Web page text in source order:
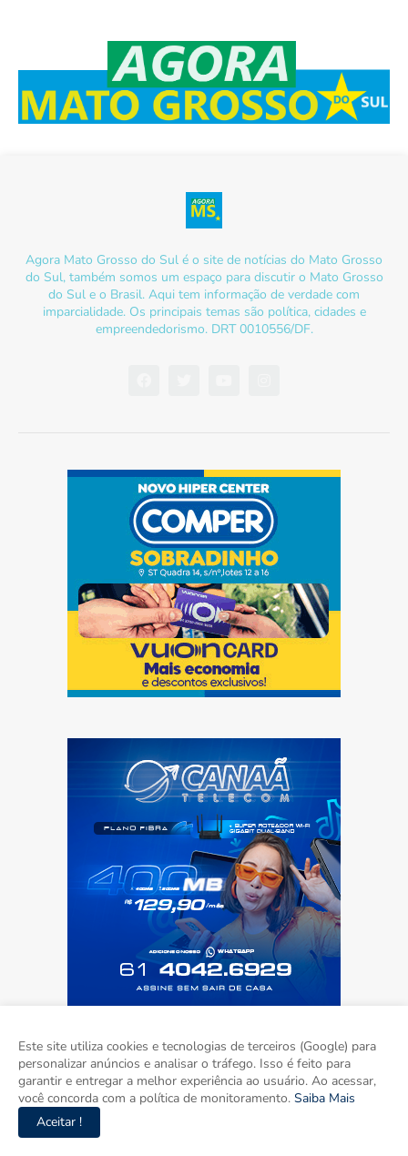
Agora Mato Grosso do Sul é o site de notícias do Mato Grosso
do Sul, também somos um espaço para discutir o Mato Grosso
do Sul e o Brasil. Aqui tem informação de verdade com
imparcialidade. Os principais temas são política, cidades e
empreendedorismo. DRT 0010556/DF.
Este site utiliza cookies e tecnologias de terceiros (Google) para
personalizar anúncios e analisar o tráfego. Isso é feito para
garantir e entregar a melhor experiência ao usuário. Ao acessar,
você concorda com a política de monitoramento. Saiba Mais
Aceitar !